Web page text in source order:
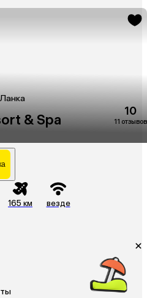
& Spa
10
11 отзывов
165 км везде